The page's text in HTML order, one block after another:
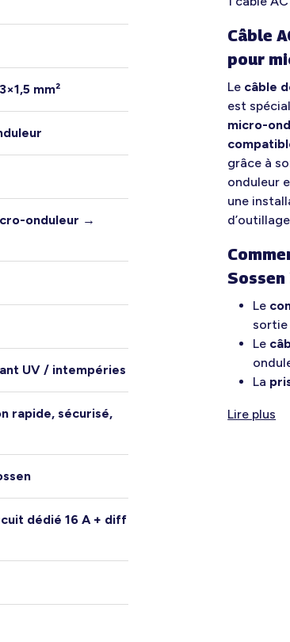
mm²
onduleur →
UV / intempéries
rapide, sécurisé,
dédié 16 A + diff
Câble
pour
Le câble
est
micro-
grâce à
onduleur
une
Sossen
Le
sortie
Le
La
Lire plus